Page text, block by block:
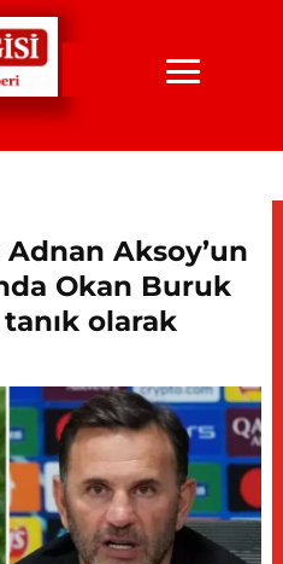
Aksoy’un
Okan Buruk
olarak